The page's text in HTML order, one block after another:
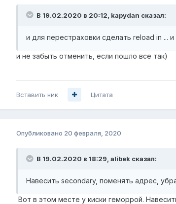
В 19.02.2020 в 20:12, kapydan сказал:
и для перестраховки сделать reload in ...
и не забыть отменить, если пошло все так)
Вставить ник Цитата
Опубликовано 20 февраля, 2020
В 19.02.2020 в 18:29, alibek сказал:
Навесить secondary, поменять адрес,
Вот в этом месте у киски геморрой.